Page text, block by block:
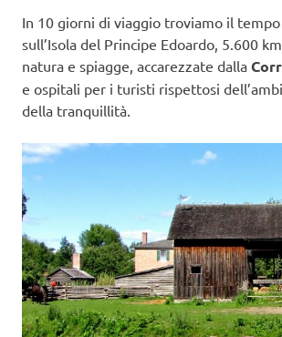
In 10 giorni di viaggio troviamo il
sull’Isola del Principe Edoardo, 5.600
natura e spiagge, accarezzate dalla
e ospitali per i turisti rispettosi
della tranquillità.